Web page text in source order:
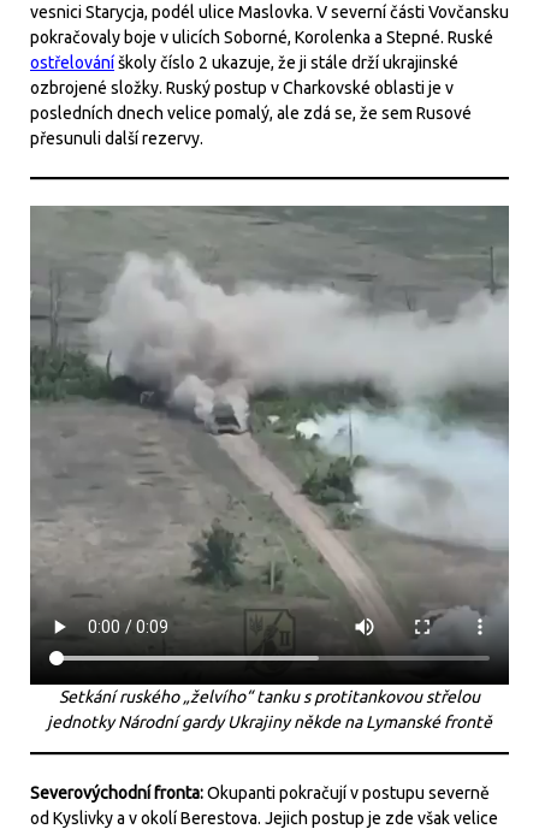
vesnici Starycja, podél ulice Maslovka. V severní části Vovčansku
pokračovaly boje v ulicích Soborné, Korolenka a Stepné. Ruské
ostřelováníškoly číslo 2 ukazuje, že ji stále drží ukrajinské
ozbrojené složky. Ruský postup v Charkovské oblasti je v
posledních dnech velice pomalý, ale zdá se, že sem Rusové
přesunuli další rezervy.
Setkání ruského „želvího“ tanku s protitankovou střelou
jednotky Národní gardy Ukrajiny někde na Lymanské frontě
Severovýchodní fronta:Okupanti pokračují v postupu severně
od Kyslivky a v okolí Berestova. Jejich postup je zde však velice